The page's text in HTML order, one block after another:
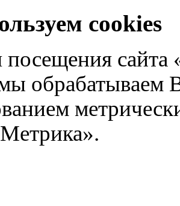
cookies
сайта
обрабатываем